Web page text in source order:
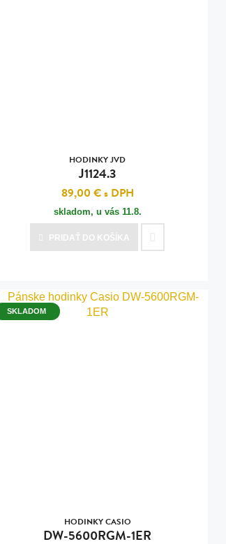
HODINKY JVD
J1124.3
89,00 €s DPH
skladom, u vás 11.8.
PRIDAŤ DO KOŠÍKA
SKLADOM
HODINKY CASIO
DW-5600RGM-1ER